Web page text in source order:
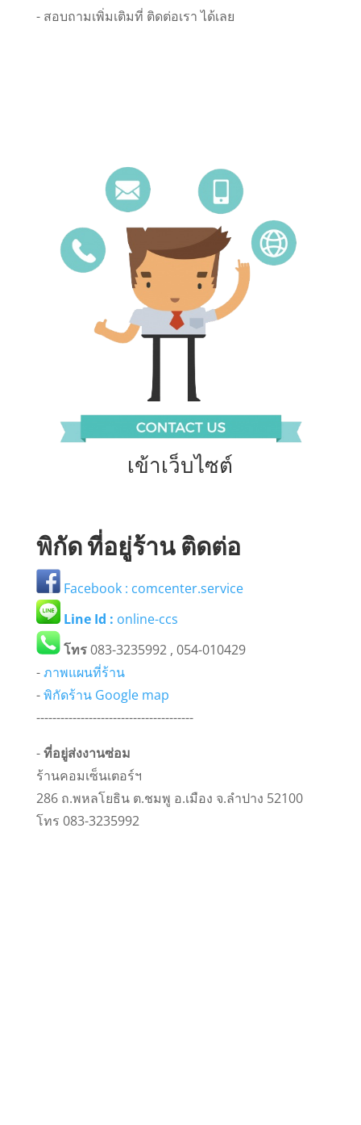
- สอบถามเพิ่มเติมที่ ติดต่อเรา ได้เลย
เข้าเว็บไซต์
พิกัด ที่อยู่ร้าน ติดต่อ
Facebook : comcenter.service
Line Id : online-ccs
โทร083-3235992 , 054-010429
-ภาพแผนที่ร้าน
-พิกัดร้าน Google map
---------------------------------------
-ที่อยู่ส่งงานซ่อม
ร้านคอมเซ็นเตอร์ฯ
286 ถ.พหลโยธิน ต.ชมพู อ.เมือง จ.ลำปาง 52100
โทร 083-3235992